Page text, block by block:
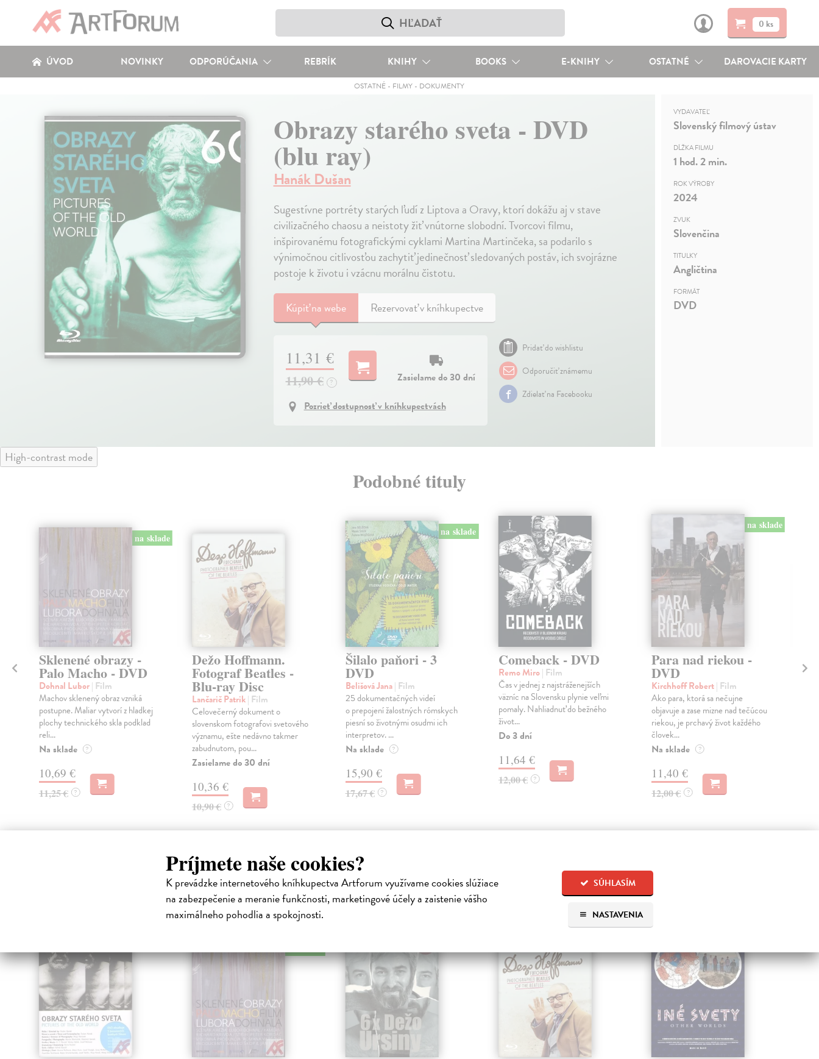
Príjmete naše cookies?
K prevádzke internetového kníhkupectva Artforum využívame cookies slúžiace
na zabezpečenie a meranie funkčnosti, marketingové účely a zaistenie vášho
maximálneho pohodlia a spokojnosti.
SÚHLASÍM
NASTAVENIA
0 ks
ÚVOD NOVINKY ODPORÚČANIA REBRÍK KNIHY BOOKS E-KNIHY OSTATNÉ DAROVACIE KARTY
OSTATNÉ - FILMY - DOKUMENTY
Obrazy starého sveta - DVD
(blu ray)
Hanák Dušan
Sugestívne portréty starých ľudí z Liptova a Oravy, ktorí dokážu aj v stave
civilizačného chaosu a neistoty žiť vnútorne slobodní. Tvorcovi filmu,
inšpirovanému fotografickými cyklami Martina Martinčeka, sa podarilo s
výnimočnou citlivosťou zachytiť jedinečnosť sledovaných postáv, ich svojrázne
postoje k životu i vzácnu morálnu čistotu.
Kúpiťna webe Rezervovať v kníhkupectve
11,31 €
11,90 € ?
Zasielame do 30 dní
Pozrieť dostupnosť v kníhkupectvách
Pridať do wishlistu
Odporučiť známemu
Zdielať na Facebooku
VYDAVATEĽ
Slovenský filmový ústav
DĹŽKA FILMU
1 hod. 2 min.
ROK VÝROBY
2024
ZVUK
Slovenčina
TITULKY
Angličtina
FORMÁT
DVD
High-contrast mode
Podobné tituly
na sklade
Sklenené obrazy -
Palo Macho - DVD
Dohnal Lubor| Film
Machov sklenený obraz vzniká
postupne. Maliar vytvorí z hladkej
plochy technického skla podklad
reli...
Na sklade ?
10,69 €
11,25 € ?
Dežo Hoffmann.
Fotograf Beatles -
Blu-ray Disc
Lančarič Patrik| Film
Celovečerný dokument o
slovenskom fotografovi svetového
významu, ešte nedávno takmer
zabudnutom, pou...
Zasielame do 30 dní
10,36 €
10,90 € ?
na sklade
Šilalo paňori - 3
DVD
Belišová Jana| Film
25 dokumentačných videí
o prepojení žalostných rómskych
piesní so životnými osudmi ich
interpretov. ...
Na sklade ?
15,90 €
17,67 € ?
Comeback - DVD
Remo Miro| Film
Čas v jednej z najstráženejších
väzníc na Slovensku plynie veľmi
pomaly. Nahliadnuť do bežného
život...
Do 3 dní
11,64 €
12,00 € ?
na sklade
Para nad riekou -
DVD
Kirchhoff Robert| Film
Ako para, ktorá sa nečujne
objavuje a zase mizne nad tečúcou
riekou, je prchavý život každého
človek...
Na sklade ?
11,40 €
12,00 € ?
Čitatelia s podobným vkusom si kúpili aj: